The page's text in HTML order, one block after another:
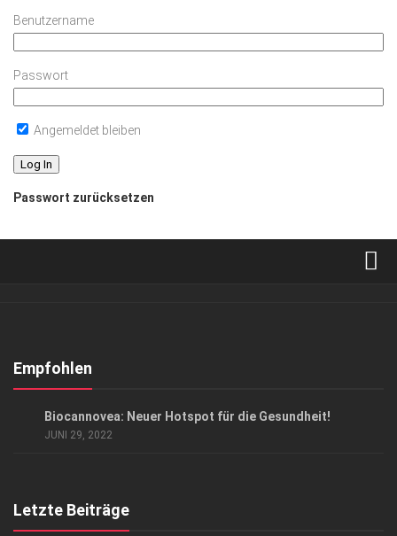
Benutzername
Passwort
Angemeldet bleiben
Passwort zurücksetzen
Kontakt, Impressum
Empfohlen
Biocannovea: Neuer Hotspot für die Gesundheit!
JUNI 29, 2022
Letzte Beiträge